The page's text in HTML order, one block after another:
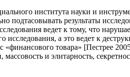
института науки и
подтасовывать результаты
ведет к тому, что
исследования, а это ведет к
«финансового товара» [Пестрее
и элитарность,